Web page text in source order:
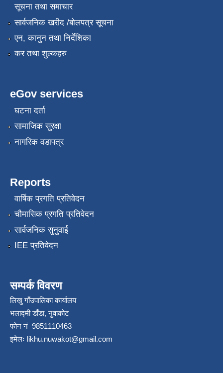
सूचना तथा समाचार
सार्वजनिक खरीद /बोलपत्र सूचना
एन, कानुन तथा निर्देशिका
कर तथा शुल्कहरु
eGov services
घटना दर्ता
सामाजिक सुरक्षा
नागरिक वडापत्र
Reports
वार्षिक प्रगति प्रतिवेदन
चौमासिक प्रगति प्रतिवेदन
सार्वजनिक सुनुवाई
IEE प्रतिवेदन
सम्पर्क विवरण
लिखु गाँउपालिका कार्यालय
भलाद्मी डाँडा, नुवाकोट
फोन नं 9851110463
इमेलः likhu.nuwakot@gmail.com